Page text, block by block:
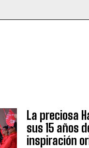
La preciosa
sus 15 años
inspiración